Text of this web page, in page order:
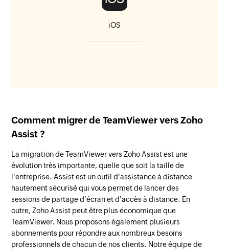
iOS
Comment migrer de TeamViewer vers Zoho
Assist ?
La migration de TeamViewer vers Zoho Assist est une
évolution très importante, quelle que soit la taille de
l'entreprise. Assist est un outil d'assistance à distance
hautement sécurisé qui vous permet de lancer des
sessions de partage d'écran et d'accès à distance. En
outre, Zoho Assist peut être plus économique que
TeamViewer. Nous proposons également plusieurs
abonnements pour répondre aux nombreux besoins
professionnels de chacun de nos clients. Notre équipe de